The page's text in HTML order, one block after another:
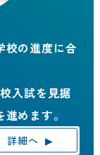
校の進度に合
入試を見据
めます。
詳細へ ▶